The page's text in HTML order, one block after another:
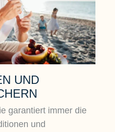
UND
garantiert immer die
und